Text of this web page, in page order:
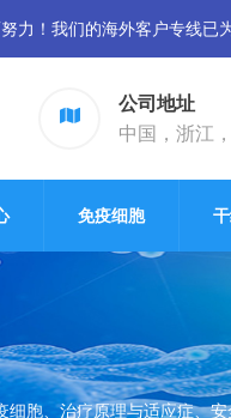
力！我们的海外客户专线已
公司地址
中国，浙江
免疫细胞
胞、治疗原理与适应症、